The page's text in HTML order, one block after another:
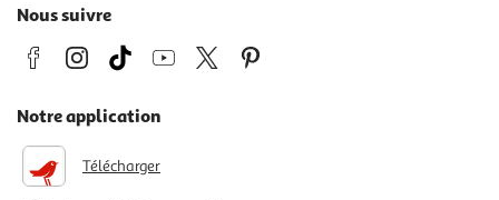
Nous suivre
Notre application
Télécharger